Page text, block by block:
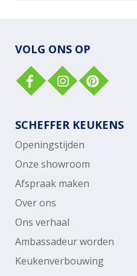
VOLG ONS OP
SCHEFFER KEUKENS
Openingstijden
Onze showroom
Afspraak maken
Over ons
Ons verhaal
Ambassadeur worden
Keukenverbouwing